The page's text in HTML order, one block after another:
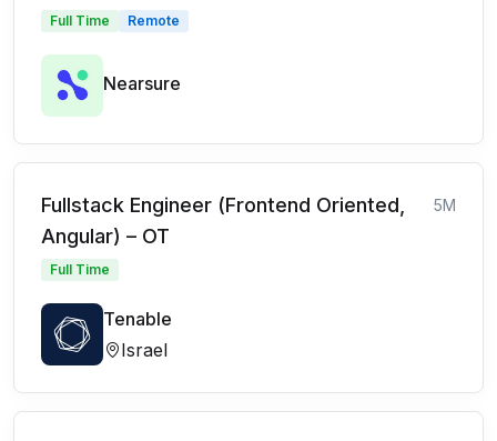
Full Time Remote
Nearsure
Fullstack Engineer (Frontend Oriented,
Angular) – OT
5M
Full Time
Tenable
Israel